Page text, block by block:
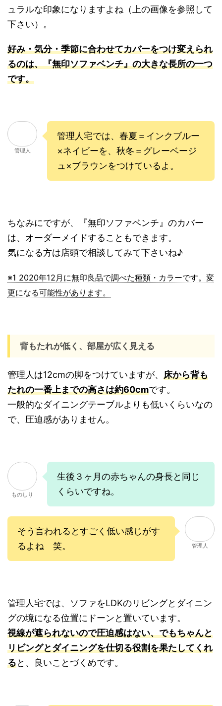
ュラルな印象になりますよね（上の画像を参照して
下さい）。
好み・気分・季節に合わせてカバーをつけ変えられ
るのは、『無印ソファベンチ』の大きな長所の一つ
です。
管理人
管理人宅では、春夏＝インクブルー
×ネイビーを、秋冬＝グレーベージ
ュ×ブラウンをつけているよ。
ちなみにですが、『無印ソファベンチ』のカバー
は、オーダーメイドすることもできます。
気になる方は店頭で相談してみて下さいね♪
※1 2020年12月に無印良品で調べた種類・カラーです。変
更になる可能性があります。
背もたれが低く、部屋が広く見える
管理人は12cmの脚をつけていますが、 床から背も
たれの一番上までの高さは約60cmです。
一般的なダイニングテーブルよりも低いくらいなの
で、圧迫感がありません。
ものしり
生後３ヶ月の赤ちゃんの身長と同じ
くらいですね。
そう言われるとすごく低い感じがす
るよね 笑。
管理人
管理人宅では、ソファをLDKのリビングとダイニン
グの境になる位置にドーンと置いています。
視線が遮られないので圧迫感はない、でもちゃんと
リビングとダイニングを仕切る役割を果たしてくれ
ると、良いことづくめです。